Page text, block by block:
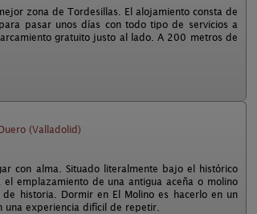
zona de Tordesillas. El alojamiento consta de
pasar unos días con todo tipo de servicios a
gratuito justo al lado. A 200 metros de
(Valladolid)
con alma. Situado literalmente bajo el histórico
emplazamiento de una antigua aceña o molino
historia. Dormir en El Molino es hacerlo en un
una experiencia difícil de repetir.